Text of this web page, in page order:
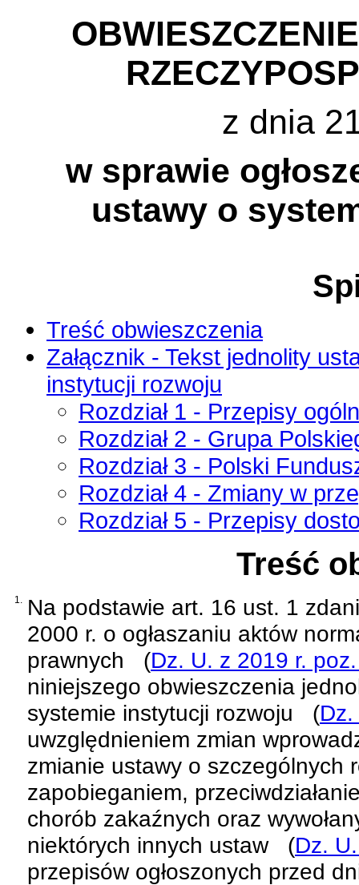
z dnia
w sprawie
ustawy o
Treść obwieszczenia
Załącznik - Tekst jednolity
instytucji rozwoju
Rozdział 1 - Przepisy
Rozdział 2 - Grupa
Rozdział 3 - Polski
Rozdział 4 - Zmiany w
Rozdział 5 - Przepisy
Treść
1. Na podstawie art. 16 ust. 1
2000 r. o ogłaszaniu aktów
prawnych
(Dz. U. z 2019 r.
niniejszego obwieszczenia
systemie instytucji rozwoju
(
uwzględnieniem zmian
zmianie ustawy o szczególnych
zapobieganiem,
chorób zakaźnych oraz
niektórych innych ustaw
(Dz.
przepisów ogłoszonych przed